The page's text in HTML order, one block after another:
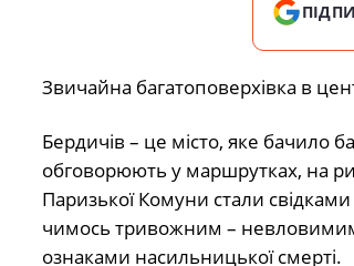
Звичайна багатоповерхівка в
Бердичів – це місто, яке бачило
обговорюють у маршрутках, на
Паризької Комуни стали свідками
чимось тривожним – невловимим,
ознаками насильницької смерті.